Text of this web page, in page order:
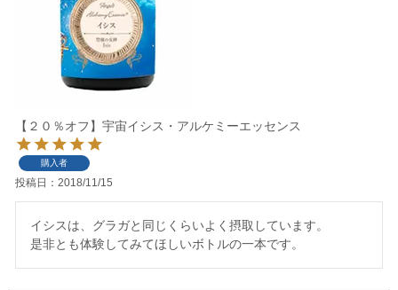
【２０％オフ】宇宙イシス・アルケミーエッセンス
購入者
投稿日 2018/11/15
イシスは、グラガと同じくらいよく摂取しています。
是非とも体験してみてほしいボトルの一本です。